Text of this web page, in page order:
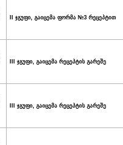
II ჯგუფი, გაიცემა ფორმა №3 რეცეპტით
III ჯგუფი, გაიცემა რეცეპტის გარეშე
III ჯგუფი, გაიცემა რეცეპტის გარეშე